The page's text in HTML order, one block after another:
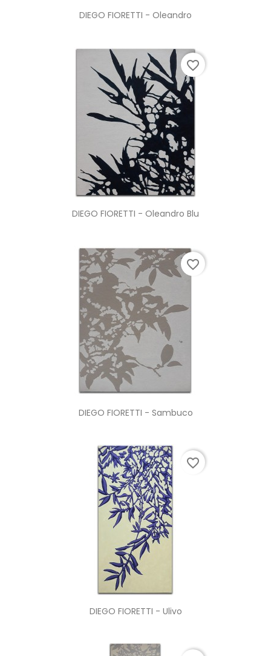
DIEGO FIORETTI - Oleandro
DIEGO FIORETTI - Oleandro Blu
favorite_border
DIEGO FIORETTI - Sambuco
favorite_border
DIEGO FIORETTI - Ulivo
favorite_border